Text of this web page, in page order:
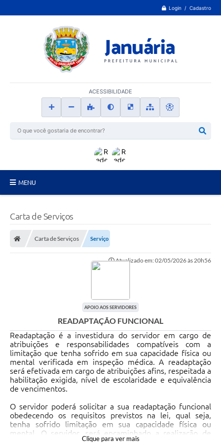
Login / Cadastro
ACESSIBILIDADE
MENU
Secretarias
Carta de Serviços
Turismo
Legislação
Telefones Úteis
Carta de Serviços
Carta de Serviços Serviço
Atualizado em: 02/05/2026 às 20h56
APOIO AOS SERVIDORES
READAPTAÇÃO FUNCIONAL
Readaptação é a investidura do servidor em cargo de
atribuições e responsabilidades compatíveis com a
limitação que tenha sofrido em sua capacidade física ou
mental verificada em inspeção médica. A readaptação
será efetivada em cargo de atribuições afins, respeitada a
habilitação exigida, nível de escolaridade e equivalência
de vencimentos.
O servidor poderá solicitar a sua readaptação funcional
obedecendo os requisitos previstos na lei, qual seja,
tenha sofrido limitação em sua capacidade física ou
mental. O servidor, será encaminhado a realização de
Clique para ver mais